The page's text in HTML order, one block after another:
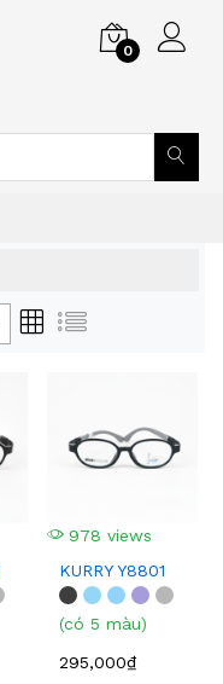
0
978 views
KURRY Y8801
(có 5 màu)
295,000₫